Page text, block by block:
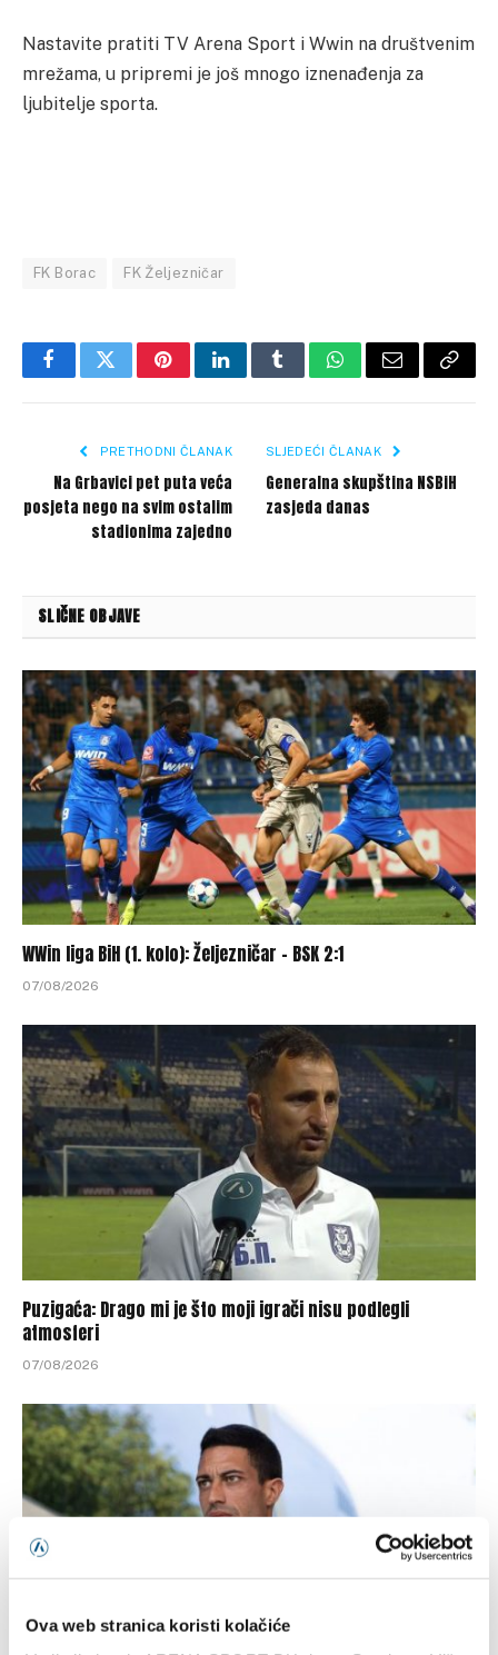
Ova web stranica koristi kolačiće
Nastavite pratiti TV Arena Sport i Wwin na društvenim
mrežama, u pripremi je još mnogo iznenađenja za
ljubitelje sporta.
FK Borac FK Željezničar
FacebookTwitterPinterestLinkedInTumblrWhatsApp
Email Copy
PRETHODNI ČLANAK
Na Grbavici pet puta veća
posjeta nego na svim ostalim
stadionima zajedno
SLJEDEĆI ČLANAK
Generalna skupština NSBiH
zasjeda danas
SLIČNE OBJAVE
WWin liga BiH (1. kolo): Željezničar – BSK 2:1
07/08/2026
Puzigaća: Drago mi je što moji igrači nisu podlegli
atmosferi
07/08/2026